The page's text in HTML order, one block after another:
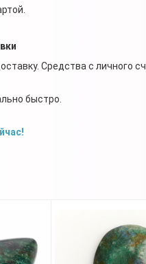
Средства с личного
быстро.